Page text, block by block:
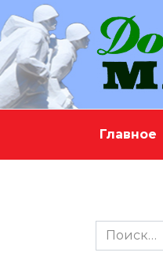
Перейти
к
содержанию
Главное
Search
for: